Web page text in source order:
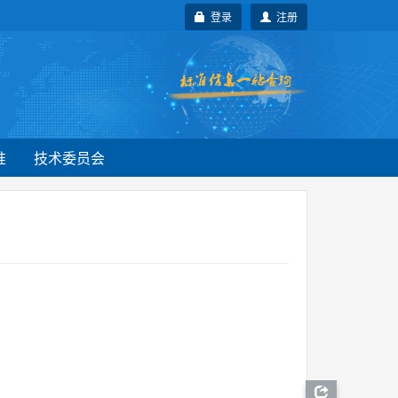
注册
登录
技术委员会